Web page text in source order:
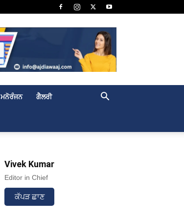
ਮਨੋਰੰਜਨ ਗੈਲਰੀ
Vivek Kumar
Editor in Chief
ਕੱਪੜ ਛਾਣ